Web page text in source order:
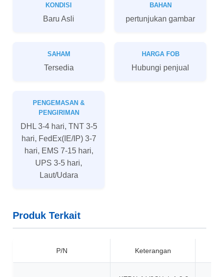
KONDISI
Baru Asli
BAHAN
pertunjukan gambar
SAHAM
Tersedia
HARGA FOB
Hubungi penjual
PENGEMASAN &
PENGIRIMAN
DHL 3-4 hari, TNT 3-5
hari, FedEx(IE/IP) 3-7
hari, EMS 7-15 hari,
UPS 3-5 hari,
Laut/Udara
Produk Terkait
P/N Keterangan